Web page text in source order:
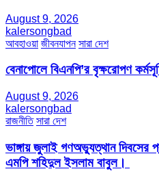
August 9, 2026
kalersongbad
আবহাওয়া জীবনযাপন সারা দেশ
বেনাপোলে বিএনপি’র বৃক্ষরোপণ
August 9, 2026
kalersongbad
রাজনীতি সারা দেশ
ভাঙ্গায় জুলাই গণঅভ্যুত্থান দিবসের
এমপি শহিদুল ইসলাম বাবুল। ​